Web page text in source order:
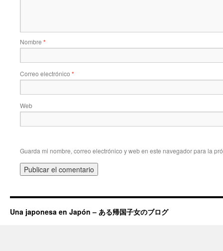
Nombre *
Correo electrónico *
Web
Guarda mi nombre, correo electrónico y web en este navegador para la
Una japonesa en Japón – ある帰国子女のブログ